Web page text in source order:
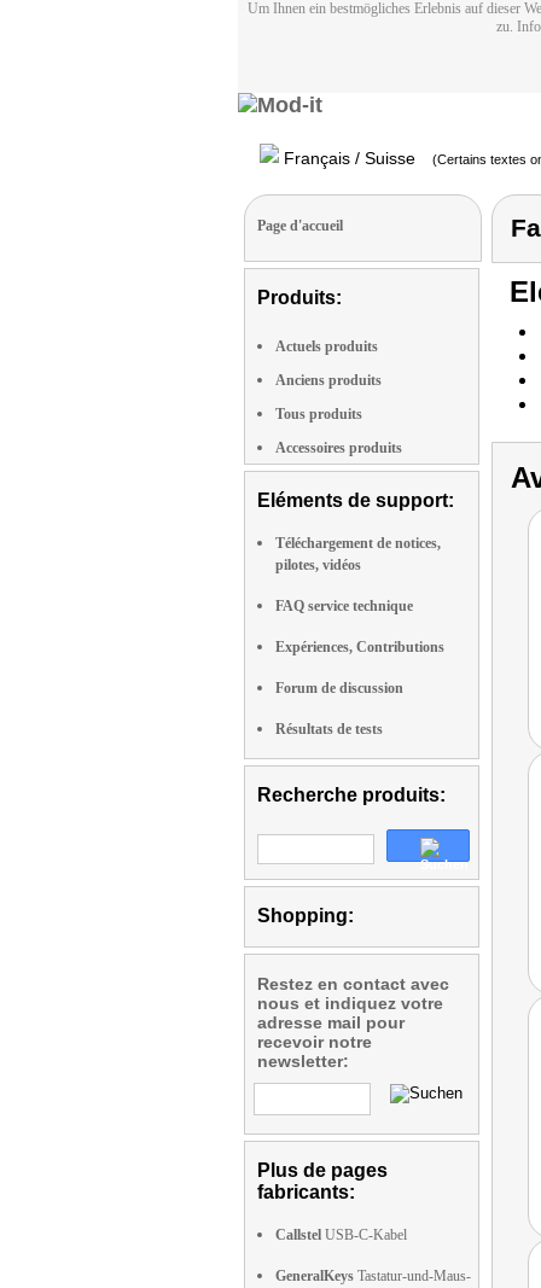
Um Ihnen ein bestmögliches Erlebnis auf dieser
zu.
Français / Suisse (Certains textes
Page d'accueil
Produits:
Actuels produits
Anciens produits
Tous produits
Accessoires produits
Eléments de support:
Téléchargement de notices,
pilotes, vidéos
FAQ service technique
Expériences, Contributions
Forum de discussion
Résultats de tests
Recherche produits:
Shopping:
Restez en contact avec
nous et indiquez votre
adresse mail pour
recevoir notre
newsletter:
Plus de pages
fabricants:
Callstel USB-C-Kabel
GeneralKeys Tastatur-und-Maus-